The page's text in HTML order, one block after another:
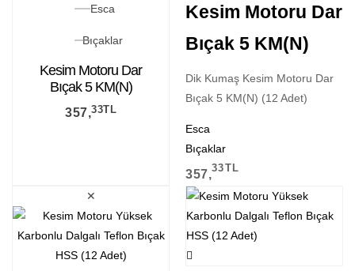
Esca
Bıçaklar
Kesim Motoru Dar
Bıçak 5 KM(N)
357,33TL
Kesim Motoru Dar
Bıçak 5 KM(N)
Dik Kumaş Kesim Motoru Dar
Bıçak 5 KM(N) (12 Adet)
Esca
Bıçaklar
357,33TL
✕